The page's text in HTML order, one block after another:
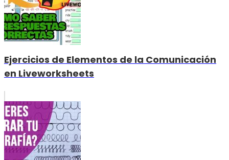
Ejercicios de Elementos de la Comunicación
en Liveworksheets